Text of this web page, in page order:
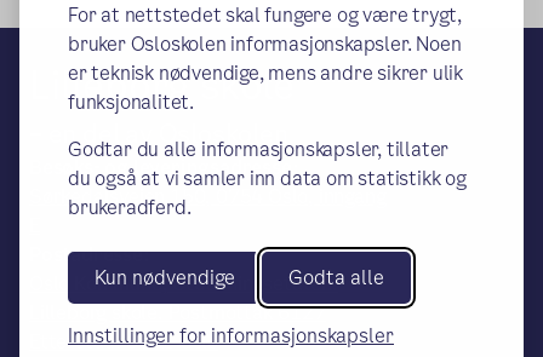
For at nettstedet skal fungere og være trygt,
bruker Osloskolen informasjonskapsler. Noen
er teknisk nødvendige, mens andre sikrer ulik
funksjonalitet.
Godtar du alle informasjonskapsler, tillater
du også at vi samler inn data om statistikk og
brukeradferd.
Kun nødvendige Godta alle
Innstillinger for informasjonskapsler
Lilleborg skole
– en del av Osloskolen
Besøks- og leveringsadresse:
Sørkedalsveien 150, 0754 Oslo, inngang
Postadresse:
Oslo Kommune, Utdanningsetaten.
Lilleborg skole. Postmottak 6127
Etterstad. 0602 Oslo